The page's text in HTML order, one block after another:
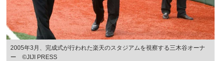
2005年3月、完成式が行われた楽天のスタジアムを視察する三木谷オーナ
ー ©JIJI PRESS